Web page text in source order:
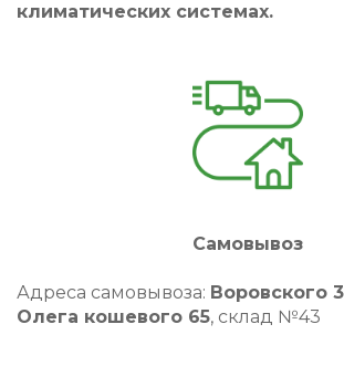
климатических системах.
Самовывоз
Адреса самовывоза: Воровского
Олега кошевого 65, склад №43